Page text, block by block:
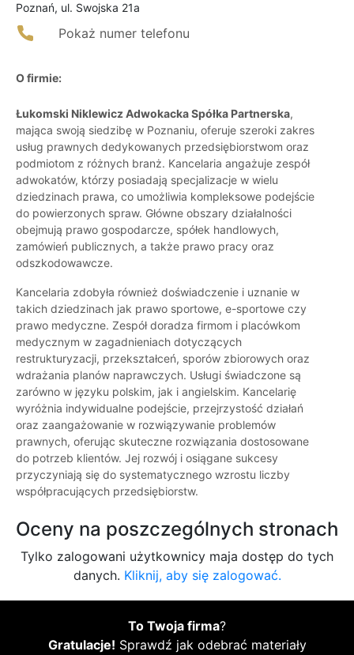
Poznań, ul. Swojska 21a
Pokaż numer telefonu
O firmie:
Łukomski Niklewicz Adwokacka Spółka Partnerska,
mająca swoją siedzibę w Poznaniu, oferuje szeroki zakres
usług prawnych dedykowanych przedsiębiorstwom oraz
podmiotom z różnych branż. Kancelaria angażuje zespół
adwokatów, którzy posiadają specjalizacje w wielu
dziedzinach prawa, co umożliwia kompleksowe podejście
do powierzonych spraw. Główne obszary działalności
obejmują prawo gospodarcze, spółek handlowych,
zamówień publicznych, a także prawo pracy oraz
odszkodowawcze.
Kancelaria zdobyła również doświadczenie i uznanie w
takich dziedzinach jak prawo sportowe, e-sportowe czy
prawo medyczne. Zespół doradza firmom i placówkom
medycznym w zagadnieniach dotyczących
restrukturyzacji, przekształceń, sporów zbiorowych oraz
wdrażania planów naprawczych. Usługi świadczone są
zarówno w języku polskim, jak i angielskim. Kancelarię
wyróżnia indywidualne podejście, przejrzystość działań
oraz zaangażowanie w rozwiązywanie problemów
prawnych, oferując skuteczne rozwiązania dostosowane
do potrzeb klientów. Jej rozwój i osiągane sukcesy
przyczyniają się do systematycznego wzrostu liczby
współpracujących przedsiębiorstw.
Oceny na poszczególnych stronach
Tylko zalogowani użytkownicy maja dostęp do tych
danych. Kliknij, aby się zalogować.
To Twoja firma?
Gratulacje! Sprawdź jak odebrać materiały